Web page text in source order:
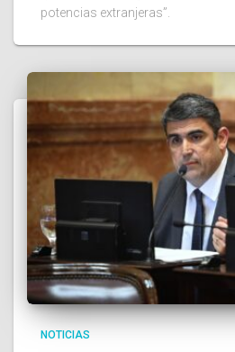
potencias extranjeras”.
NOTICIAS